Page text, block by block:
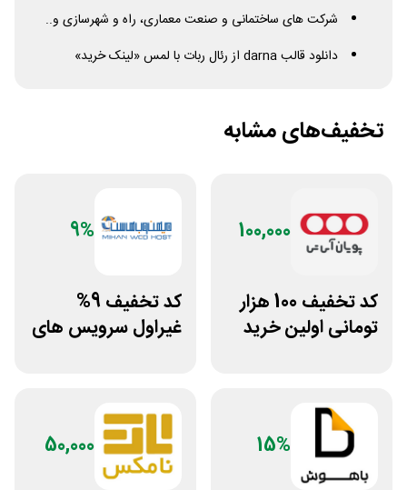
شرکت های ساختمانی و صنعت معماری، راه و شهرسازی و..
دانلود قالبdarna از رئال ربات با لمس «لینک خرید»
تخفیف‌های مشابه
100,000
کد تخفیف 100 هزار
تومانی اولین خرید
9%
کد تخفیف 9%
غیراول سرویس های
15%
50,000